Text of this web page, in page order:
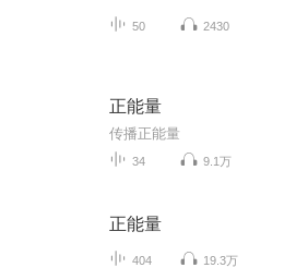
50 2430
正能量
传播正能量
34 9.1万
正能量
404 19.3万